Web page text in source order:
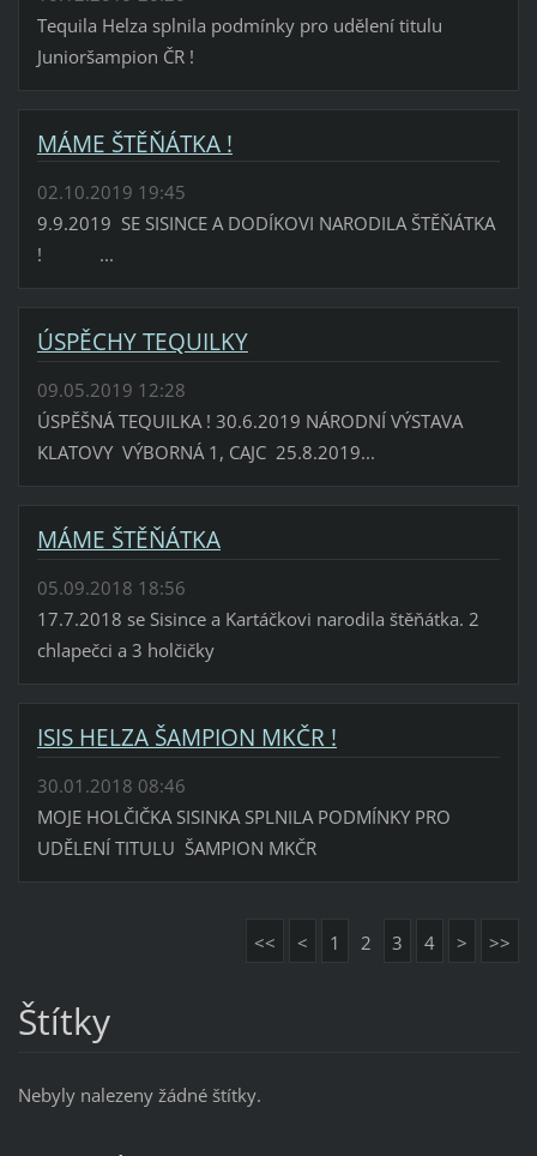
Tequila Helza splnila podmínky pro udělení titulu
Junioršampion ČR !
MÁME ŠTĚŇÁTKA !
02.10.2019 19:45
9.9.2019 SE SISINCE A DODÍKOVI NARODILA ŠTĚŇÁTKA
! ...
ÚSPĚCHY TEQUILKY
09.05.2019 12:28
ÚSPĚŠNÁ TEQUILKA ! 30.6.2019 NÁRODNÍ VÝSTAVA
KLATOVY VÝBORNÁ 1, CAJC 25.8.2019...
MÁME ŠTĚŇÁTKA
05.09.2018 18:56
17.7.2018 se Sisince a Kartáčkovi narodila štěňátka. 2
chlapečci a 3 holčičky
ISIS HELZA ŠAMPION MKČR !
30.01.2018 08:46
MOJE HOLČIČKA SISINKA SPLNILA PODMÍNKY PRO
UDĚLENÍ TITULU ŠAMPION MKČR
<< < 1 2 3 4 > >>
Štítky
Nebyly nalezeny žádné štítky.